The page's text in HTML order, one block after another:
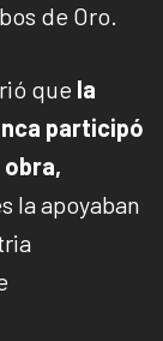
de Oro.
que la
participó
la apoyaban